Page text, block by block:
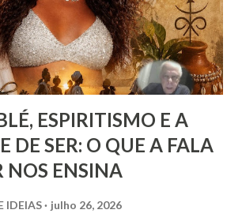
diante da linha de chegada
esportiva ou o ápice de uma monta...
ESPIRITISMO E A
DE SER: O QUE A FALA
NOS ENSINA
IDEIAS julho 26, 2026